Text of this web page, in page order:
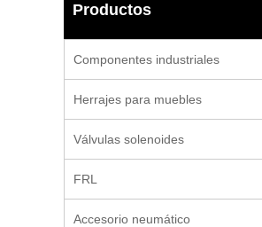
Productos
Componentes industriales
Herrajes para muebles
Válvulas solenoides
FRL
Accesorio neumático